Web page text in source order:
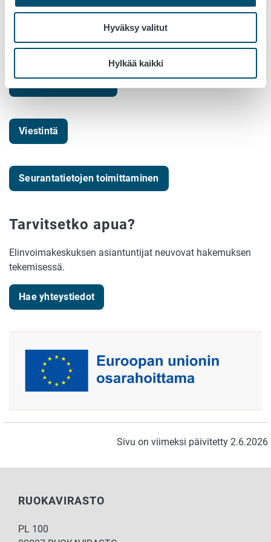
Hyväksy valitut
Hylkää kaikki
Näin haet maaseudun yritystukea
Ohjeita tuensaajalle
Viestintä
Seurantatietojen toimittaminen
Tarvitsetko apua?
Elinvoimakeskuksen asiantuntijat neuvovat hakemuksen
tekemisessä.
Hae yhteystiedot
Sivu on viimeksi päivitetty 2.6.2026
RUOKAVIRASTO
PL 100